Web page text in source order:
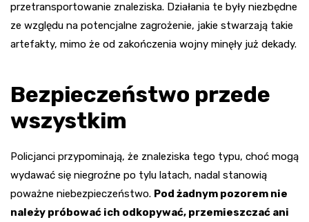
przetransportowanie znaleziska. Działania te były niezbędne
ze względu na potencjalne zagrożenie, jakie stwarzają takie
artefakty, mimo że od zakończenia wojny minęły już dekady.
Bezpieczeństwo przede
wszystkim
Policjanci przypominają, że znaleziska tego typu, choć mogą
wydawać się niegroźne po tylu latach, nadal stanowią
poważne niebezpieczeństwo. Pod żadnym pozorem nie
należy próbować ich odkopywać, przemieszczać ani